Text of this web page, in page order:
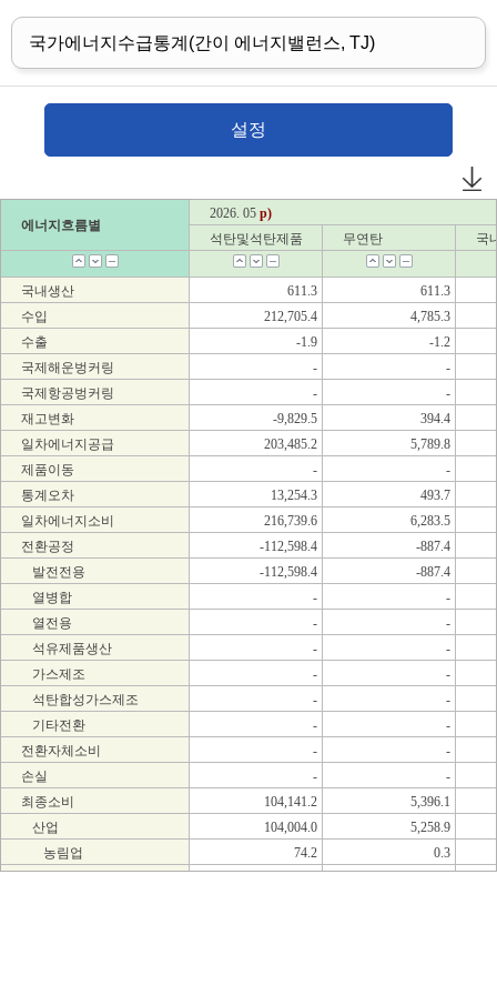
국가에너지수급통계(간이 에너지밸런스, TJ)
설정
에너지흐름별
2026. 05 p)
석탄및석탄제품
무연탄 국
국내생산 611.3
611.3
수입
212,705.4
4,785.3
수출
-1.9
-1.2
국제해운벙커링
-
-
국제항공벙커링
-
-
재고변화
-9,829.5
394.4
일차에너지공급
203,485.2
5,789.8
제품이동
-
-
통계오차
13,254.3
493.7
일차에너지소비
216,739.6
6,283.5
전환공정
-112,598.4
-887.4
발전전용
-112,598.4
-887.4
열병합
-
-
열전용
-
-
석유제품생산
-
-
가스제조
-
-
석탄합성가스제조
-
-
기타전환
-
-
전환자체소비
-
-
손실
-
-
최종소비
104,141.2
5,396.1
산업
104,004.0
5,258.9
농림업
74.2
0.3